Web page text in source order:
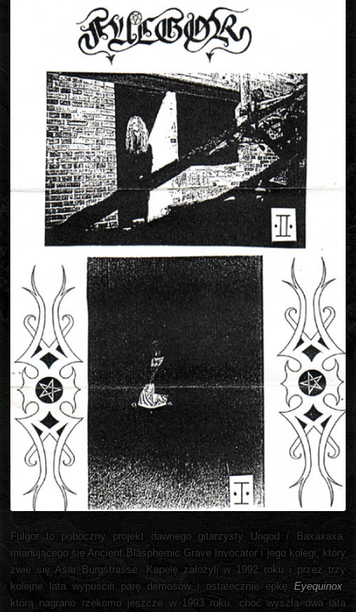
Fulgor to poboczny projekt dawnego gitarzysty Ungod / Baxaxaxa,
mianującego się Ancient Blasphemic Grave Invocator i jego kolegi, który
zwie się Asar Burgstrasse. Kapelę założyli w 1992 roku i przez trzy
kolejne lata wypuścili parę demosów i ostatecznie epkę Eyequinox
którą nagrano rzekomo jeszcze w 1993 roku, choć wyszła dwa lata